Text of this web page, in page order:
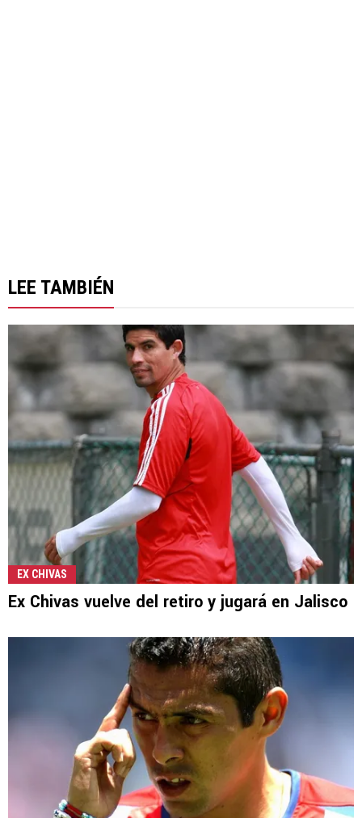
LEE TAMBIÉN
EX CHIVAS
Ex Chivas vuelve del retiro y jugará en Jalisco